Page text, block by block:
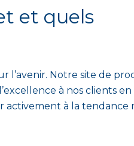
et quels
l’avenir. Notre site de
à nos clients en
à la tendance